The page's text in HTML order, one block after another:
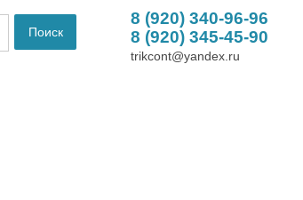
8 (920) 340-96-96
8 (920) 345-45-90
trikcont@yandex.ru